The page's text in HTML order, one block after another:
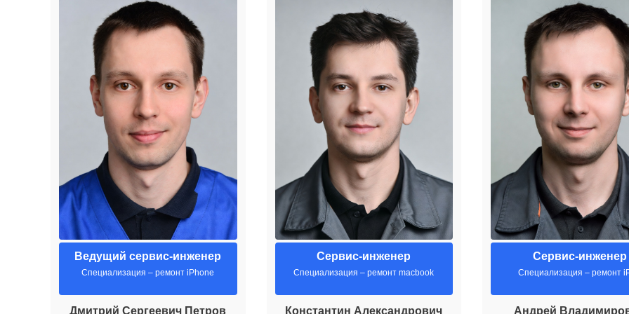
Ведущий сервис-инженер
Специализация – ремонт iPhone
Дмитрий Сергеевич Петров
Сервис-инженер
Специализация – ремонт macbook
Константин Александрович
Сервис-инженер
Специализация – ремонт
Андрей